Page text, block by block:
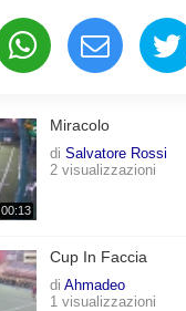
00:13
Miracolo
di Salvatore Rossi
2 visualizzazioni
Cup In Faccia
di Ahmadeo
1 visualizzazioni